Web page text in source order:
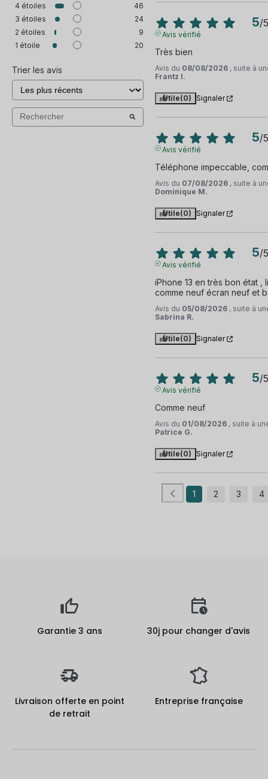
4 étoiles
46
3 étoiles
24
2 étoiles
9
1 étoile 20
Trier les avis
5/5
Avis vérifié
Très bien
Avis du 08/08/2026 , suite à
Frantz I.
Utile(0) Signaler
5/5
Avis vérifié
Téléphone impeccable,
Avis du 07/08/2026 , suite à
Dominique M.
Utile(0) Signaler
5/5
Avis vérifié
iPhone 13 en très bon état ,
comme neuf écran neuf et
Avis du 05/08/2026 , suite à
Sabrina R.
Utile(0) Signaler
5/5
Avis vérifié
Comme neuf
Avis du 01/08/2026 , suite à
Patrice G.
Utile(0) Signaler
1 2 3 4
Garantie 3 ans 30j pour changer d'avis
Livraison offerte en point
de retrait
Entreprise française